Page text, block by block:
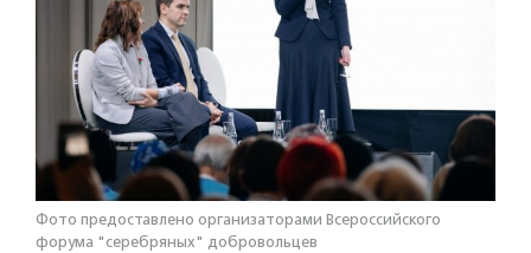
Фото предоставлено организаторами Всероссийского
форума "серебряных" добровольцев